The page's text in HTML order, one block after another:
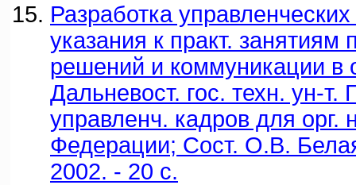
Разработка
указания к практ. занятиям
решений и коммуникации в
Дальневост. гос. техн. ун-т.
управленч. кадров для орг.
Федерации; Сост. О.В.
2002. - 20 с.